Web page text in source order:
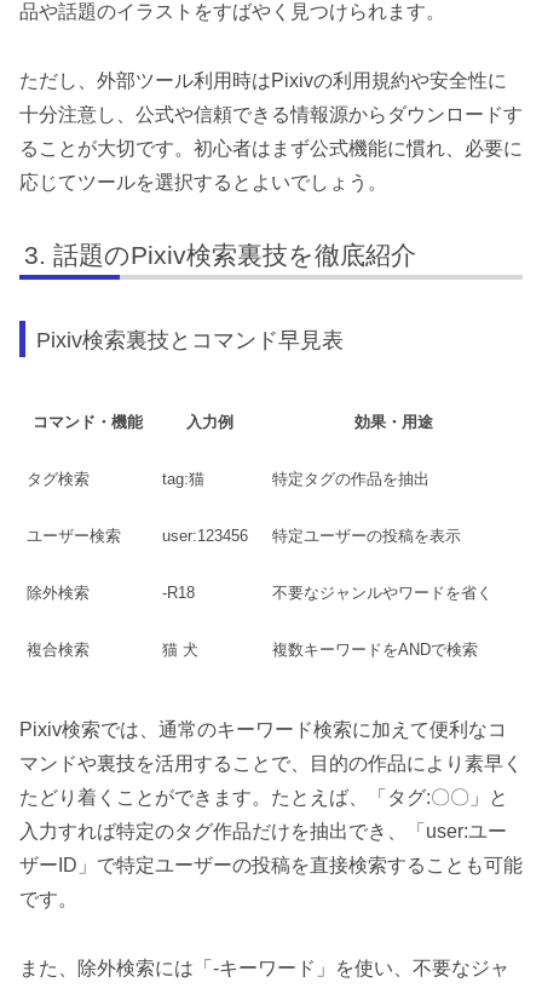
品や話題のイラストをすばやく見つけられます。
ただし、外部ツール利用時はPixivの利用規約や安全性に
十分注意し、公式や信頼できる情報源からダウンロードす
ることが大切です。初心者はまず公式機能に慣れ、必要に
応じてツールを選択するとよいでしょう。
話題のPixiv検索裏技を徹底紹介
Pixiv検索裏技とコマンド早見表
コマンド・機能 入力例 効果・用途
タグ検索 tag:猫 特定タグの作品を抽出
ユーザー検索 user:123456 特定ユーザーの投稿を表示
除外検索 -R18 不要なジャンルやワードを省く
複合検索 猫 犬 複数キーワードをANDで検索
Pixiv検索では、通常のキーワード検索に加えて便利なコ
マンドや裏技を活用することで、目的の作品により素早く
たどり着くことができます。たとえば、「タグ:〇〇」と
入力すれば特定のタグ作品だけを抽出でき、「user:ユー
ザーID」で特定ユーザーの投稿を直接検索することも可能
です。
また、除外検索には「-キーワード」を使い、不要なジャ